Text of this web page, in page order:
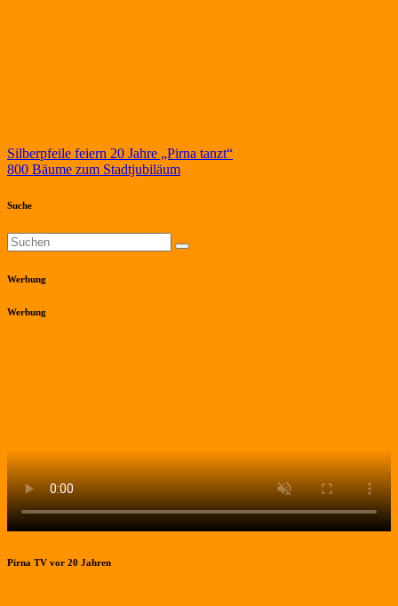
Beitragsnavigation
Silberpfeile feiern 20 Jahre „Pirna tanzt“
800 Bäume zum Stadtjubiläum
Suche
Werbung
Werbung
Pirna TV vor 20 Jahren